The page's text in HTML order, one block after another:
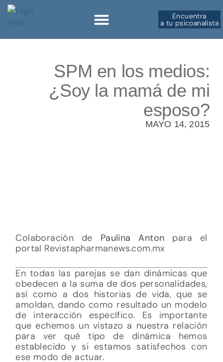
Encuentra
a tu psicoanalista
SPM en los medios:
¿Soy la mamá de mi
esposo?
MAYO 14, 2015
Colaboración de Paulina Anton para el
portal Revistapharmanews.com.mx
En todas las parejas se dan dinámicas que
obedecen a la suma de dos personalidades,
así como a dos historias de vida, que se
amoldan, dando como resultado un modelo
de interacción específico. Es importante
que echemos un vistazo a nuestra relación
para ver qué tipo de dinámica hemos
establecido y si estamos satisfechos con
ese modo de actuar.